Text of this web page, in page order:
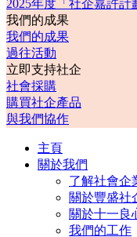
2025年度「社企嘉許計
我們的成果
我們的成果
過往活動
立即支持社企
社會採購
購買社企產品
與我們協作
主頁
關於我們
了解社會企
關於豐盛社
關於十一良
我們的工作